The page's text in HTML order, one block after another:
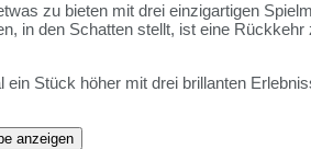
zu bieten mit drei einzigartigen
in den Schatten stellt, ist eine
ein Stück höher mit drei brillanten
anzeigen